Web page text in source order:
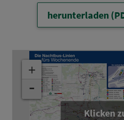
herunterladen
+
-
Klicken